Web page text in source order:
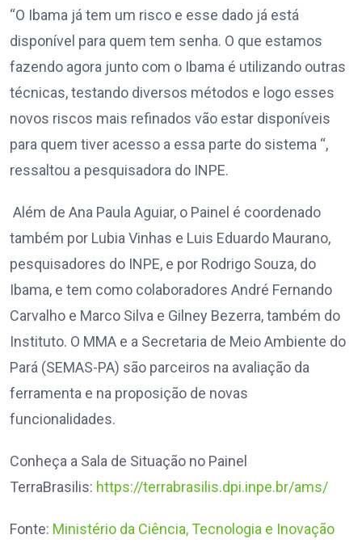
“O Ibama já tem um risco e esse dado já está
disponível para quem tem senha. O que estamos
fazendo agora junto com o Ibama é utilizando outras
técnicas, testando diversos métodos e logo esses
novos riscos mais refinados vão estar disponíveis
para quem tiver acesso a essa parte do sistema “,
ressaltou a pesquisadora do INPE.
Além de Ana Paula Aguiar, o Painel é coordenado
também por Lubia Vinhas e Luis Eduardo Maurano,
pesquisadores do INPE, e por Rodrigo Souza, do
Ibama, e tem como colaboradores André Fernando
Carvalho e Marco Silva e Gilney Bezerra, também do
Instituto. O MMA e a Secretaria de Meio Ambiente do
Pará (SEMAS-PA) são parceiros na avaliação da
ferramenta e na proposição de novas
funcionalidades.
Conheça a Sala de Situação no Painel
TerraBrasilis: https://terrabrasilis.dpi.inpe.br/ams/
Fonte: Ministério da Ciência, Tecnologia e Inovação